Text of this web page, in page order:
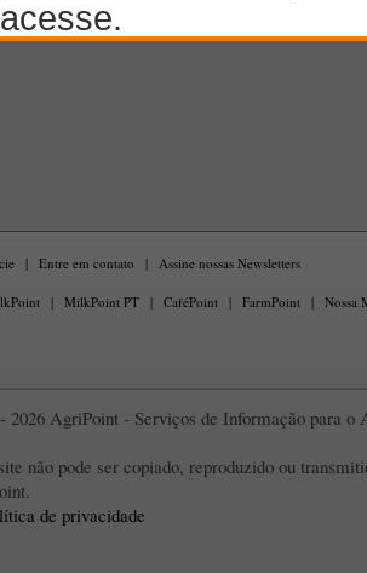
| Entre em contato | Assine nossas Newsletters
| MilkPoint PT | CaféPoint | FarmPoint | Nossa
2026 AgriPoint - Serviços de Informação para o
não pode ser copiado, reproduzido ou
de privacidade